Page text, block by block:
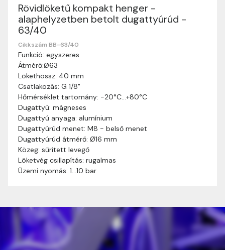
Rövidlöketű kompakt henger -
alaphelyzetben betolt dugattyúrúd -
63/40
Cikkszám BB-63/40
Funkció: egyszeres
Átmérő:Ø63
Lökethossz: 40 mm
Csatlakozás: G 1/8"
Hőmérséklet tartomány: -20°C…+80°C
Dugattyú: mágneses
Dugattyú anyaga: alumínium
Dugattyúrúd menet: M8 - belső menet
Dugattyúrúd átmérő: Ø16 mm
Közeg: sűrített levegő
Löketvég csillapítás: rugalmas
Üzemi nyomás: 1…10 bar
Szállítási információk
Nagyon köszönjük, hogy webshopunkat választottátok
vásárlásaitokhoz. Az alábbiakban megtaláljátok szállítási
információinkat, hogy a vásárlásotok gördülékenyen és
zökkenőmentesen történhessen.
Szállítási idő:
munkanapon belül kézbesítjük. Amennyiben
valamilyen okból kifolyólag a szállítás hosszabb
ideig tart, előre értesítünk benneteket.
Szállítási díj: A szállítási díj függ a termék súlyától
és a szállítási cím távolságától. A pontos szállítási
díjat a vásárlás folyamata során megtekinthetitek,
mielőtt a rendelést véglegesítitek.